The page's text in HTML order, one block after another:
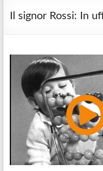
di
Il signor Rossi: In